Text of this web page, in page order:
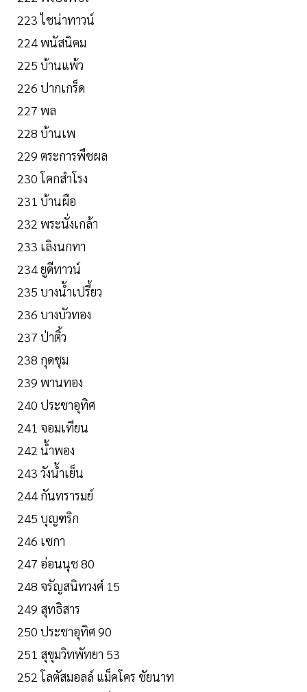
223 ไชน่าทาวน์
224 พนัสนิคม
225 บ้านแพ้ว
226 ปากเกร็ด
227 พล
228 บ้านเพ
229 ตระการพืชผล
230 โคกสำโรง
231 บ้านผือ
232 พระนั่งเกล้า
233 เลิงนกทา
234 ยูดีทาวน์
235 บางน้ำเปรี้ยว
236 บางบัวทอง
237 ป่าติ้ว
238 กุดชุม
239 พานทอง
240 ประชาอุทิศ
241 จอมเทียน
242 น้ำพอง
243 วังน้ำเย็น
244 กันทรารมย์
245 บุญฑริก
246 เซกา
247 อ่อนนุช 80
248 จรัญสนิทวงศ์ 15
249 สุทธิสาร
250 ประชาอุทิศ 90
251 สุขุมวิทพัทยา 53
252 โลตัสมอลล์ แม็คโคร ชัยนาท